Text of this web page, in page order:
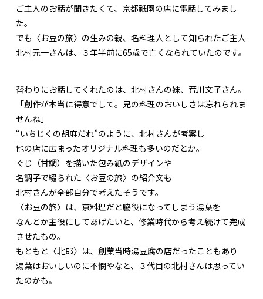
ご主人のお話が聞きたくて、京都祇園の店に電話してみまし
た。
でも〈お豆の旅〉の生みの親、名料理人として知られたご主人
北村元一さんは、３年半前に65歳で亡くなられていたのです。
替わりにお話してくれたのは、北村さんの妹、荒川文子さん。
「創作が本当に得意でして。兄の料理のおいしさは忘れられま
せんね」
“いちじくの胡麻だれ”のように、北村さんが考案し
他の店に広まったオリジナル料理も多いのだとか。
ぐじ（甘鯛）を描いた包み紙のデザインや
名調子で綴られた〈お豆の旅〉の紹介文も
北村さんが全部自分で考えたそうです。
〈お豆の旅〉は、京料理だと脇役になってしまう湯葉を
なんとか主役にしてあげたいと、修業時代から考え続けて完成
させたもの。
もともと〈北郎〉は、創業当時湯豆腐の店だったこともあり
湯葉はおいしいのに不憫やなと、３代目の北村さんは思ってい
たのかも。